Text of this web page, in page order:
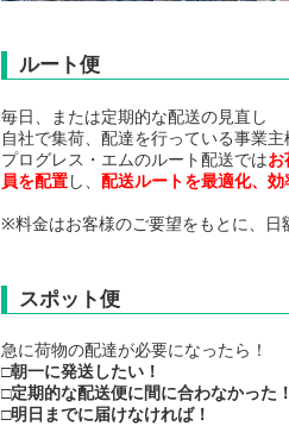
ルート便
毎日、または定期的な配送の見直し
自社で集荷、配達を行っている事業主
プログレス・エムのルート配送ではお
員を配置 し、 配送ルートを最適化、
※料金はお客様のご要望をもとに、日
スポット便
急に荷物の配達が必要になったら！
□朝一に発送したい！
□定期的な配送便に間に合わなかった！
□明日までに届けなければ！